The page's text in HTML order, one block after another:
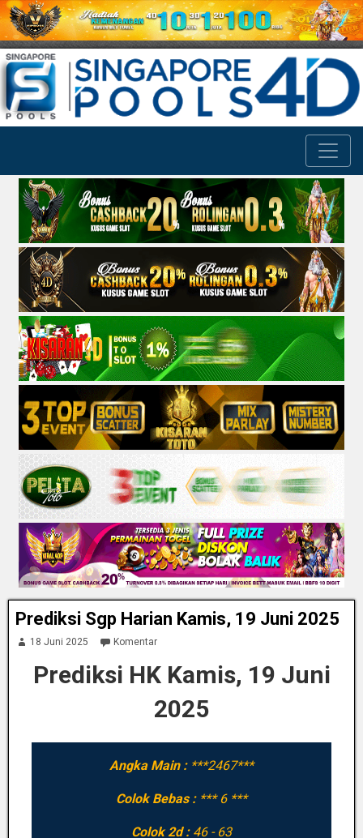
Prediksi Sgp Harian Kamis, 19 Juni 2025
18 Juni 2025 Komentar
Prediksi HK Kamis, 19 Juni
2025
Angka Main : ***2467***
Colok Bebas : *** 6 ***
Colok 2d : 46 - 63